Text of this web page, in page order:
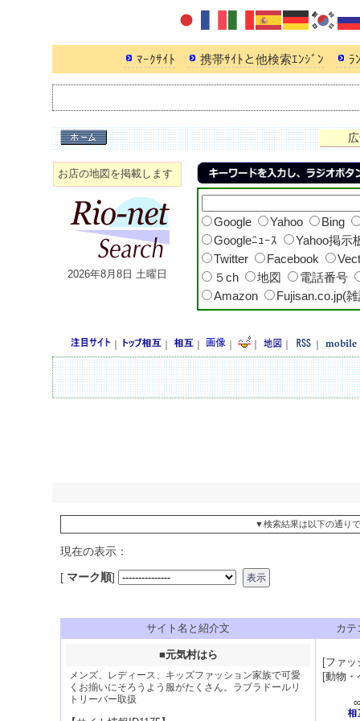
ﾏｰｸｻｲﾄ 携帯ｻｲﾄと他検索ｴﾝｼﾞﾝ ﾗ
お店の地図を掲載します
2026年8月8日 土曜日
Google Yahoo
Bing
Googleﾆｭｰｽ
Yahoo掲示
Twitter
Facebook
５ch
地図
電話番号
Amazon
Fujisan.co.jp(
｜ ｜ ｜ ｜ ｜
▼検索結果は以下の通り
現在の表示：
[ マーク順]
サイト名と紹介文 カテ
■元気村はら
メンズ、レディース、キッズファッション家族で可愛
くお揃いにそろうよう服がたくさん。ラブラドールリ
トリーバー取扱
[ファッ
[動物・
∞